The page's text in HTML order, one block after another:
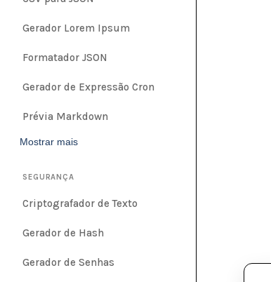
Gerador Lorem Ipsum
Formatador JSON
Gerador de Expressão Cron
Prévia Markdown
Mostrar mais
SEGURANÇA
Criptografador de Texto
Gerador de Hash
Gerador de Senhas